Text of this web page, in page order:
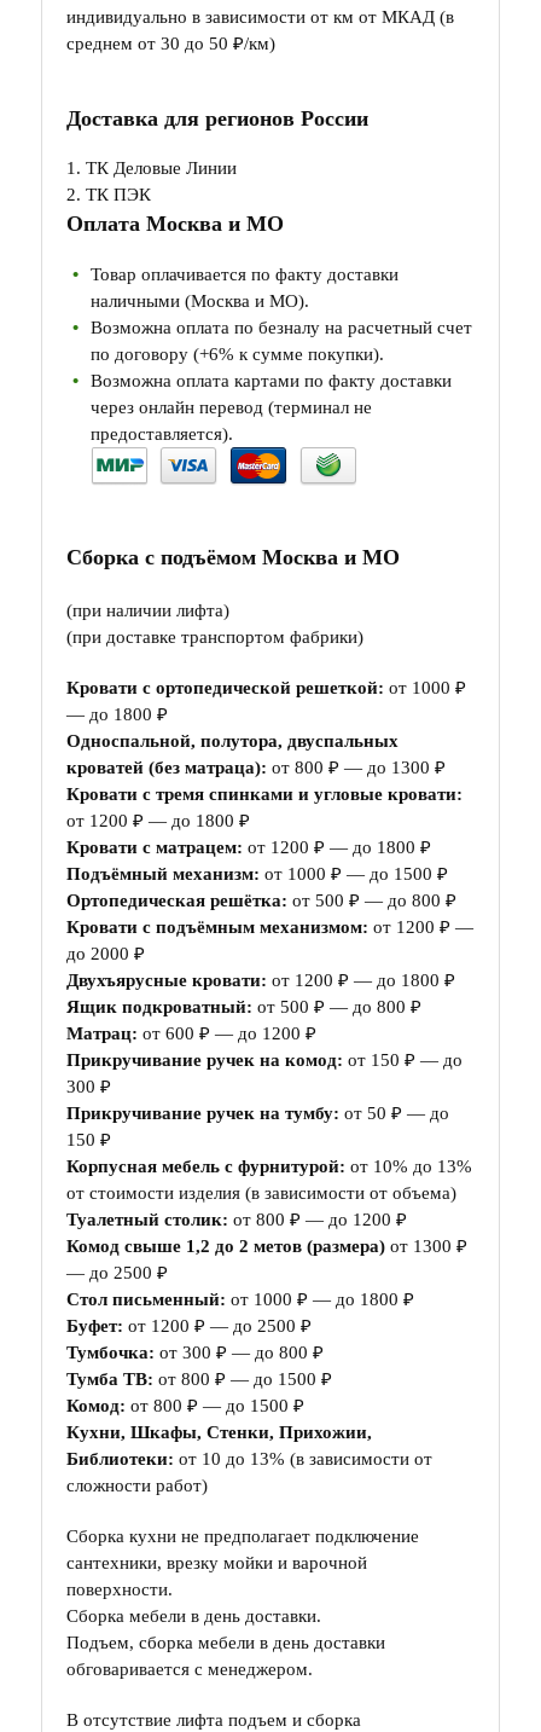
индивидуально в зависимости от км от МКАД (в
среднем от 30 до 50 ₽/км)
Доставка для регионов России
1. ТК Деловые Линии
2. ТК ПЭК
Оплата Москва и МО
Товар оплачивается по факту доставки
наличными (Москва и МО).
Возможна оплата по безналу на расчетный счет
по договору (+6% к сумме покупки).
Возможна оплата картами по факту доставки
через онлайн перевод (терминал не
предоставляется).
Сборка с подъёмом Москва и МО
(при наличии лифта)
(при доставке транспортом фабрики)
Кровати с ортопедической решеткой: от 1000 ₽
— до 1800 ₽
Односпальной, полутора, двуспальных
кроватей (без матраца): от 800 ₽ — до 1300 ₽
Кровати с тремя спинками и угловые кровати:
от 1200 ₽ — до 1800 ₽
Кровати с матрацем: от 1200 ₽ — до 1800 ₽
Подъёмный механизм: от 1000 ₽ — до 1500 ₽
Ортопедическая решётка: от 500 ₽ — до 800 ₽
Кровати с подъёмным механизмом: от 1200 ₽ —
до 2000 ₽
Двухъярусные кровати: от 1200 ₽ — до 1800 ₽
Ящик подкроватный: от 500 ₽ — до 800 ₽
Матрац: от 600 ₽ — до 1200 ₽
Прикручивание ручек на комод: от 150 ₽ — до
300 ₽
Прикручивание ручек на тумбу: от 50 ₽ — до
150 ₽
Корпусная мебель с фурнитурой: от 10% до 13%
от стоимости изделия (в зависимости от объема)
Туалетный столик: от 800 ₽ — до 1200 ₽
Комод свыше 1,2 до 2 метов (размера) от 1300 ₽
— до 2500 ₽
Стол письменный: от 1000 ₽ — до 1800 ₽
Буфет: от 1200 ₽ — до 2500 ₽
Тумбочка: от 300 ₽ — до 800 ₽
Тумба ТВ: от 800 ₽ — до 1500 ₽
Комод: от 800 ₽ — до 1500 ₽
Кухни, Шкафы, Стенки, Прихожии,
Библиотеки: от 10 до 13% (в зависимости от
сложности работ)
Сборка кухни не предполагает подключение
сантехники, врезку мойки и варочной
поверхности.
Сборка мебели в день доставки.
Подъем, сборка мебели в день доставки
обговаривается с менеджером.
В отсутствие лифта подъем и сборка